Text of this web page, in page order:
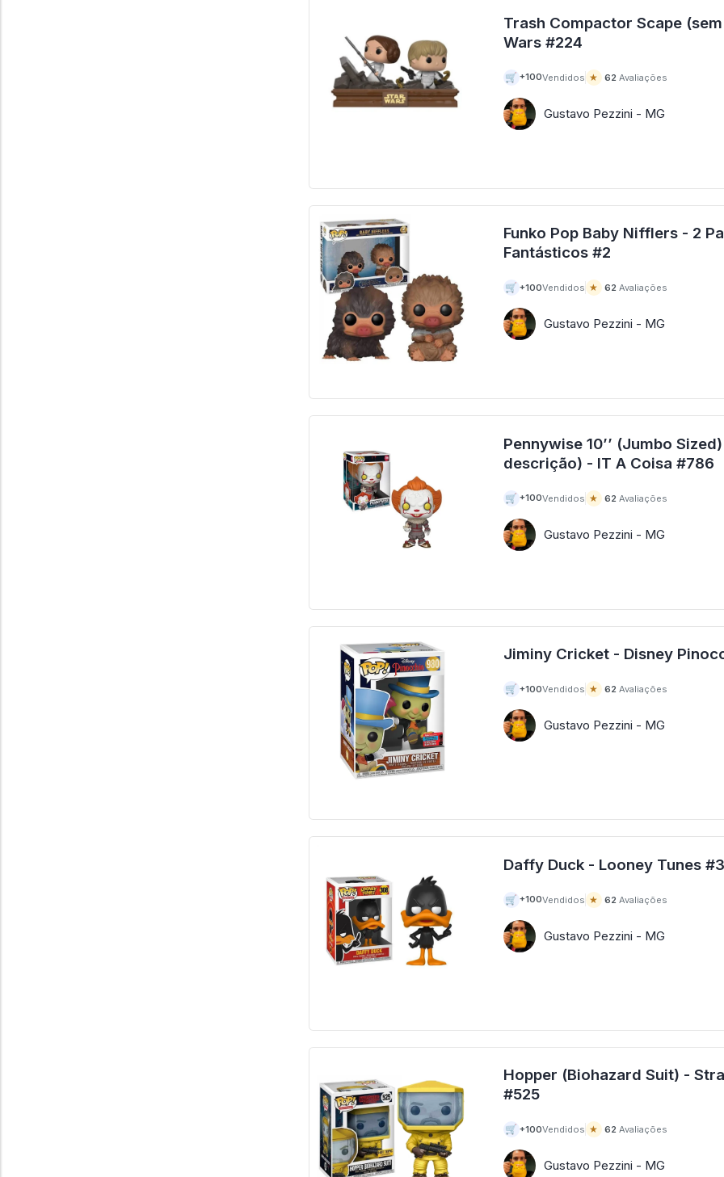
Trash Compactor Scape
Wars #224
🛒 +100Vendidos ★ 62 Avaliações
Gustavo Pezzini - MG
Funko Pop Baby Nifflers - 2
Fantásticos #2
🛒 +100Vendidos ★ 62 Avaliações
Gustavo Pezzini - MG
Pennywise 10’’ (Jumbo
descrição) - IT A Coisa #786
🛒 +100Vendidos ★ 62 Avaliações
Gustavo Pezzini - MG
🛒 +100Vendidos ★ 62 Avaliações
Gustavo Pezzini - MG
Daffy Duck -
🛒 +100Vendidos ★ 62 Avaliações
Gustavo Pezzini - MG
Hopper (Biohazard Suit) -
#525
🛒 +100Vendidos ★ 62 Avaliações
Gustavo Pezzini - MG